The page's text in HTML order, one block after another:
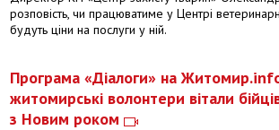
розповість, чи працюватиме у Центрі
будуть ціни на послуги у ній.
Програма «Діалоги» на
житомирські волонтери вітали
з Новим роком